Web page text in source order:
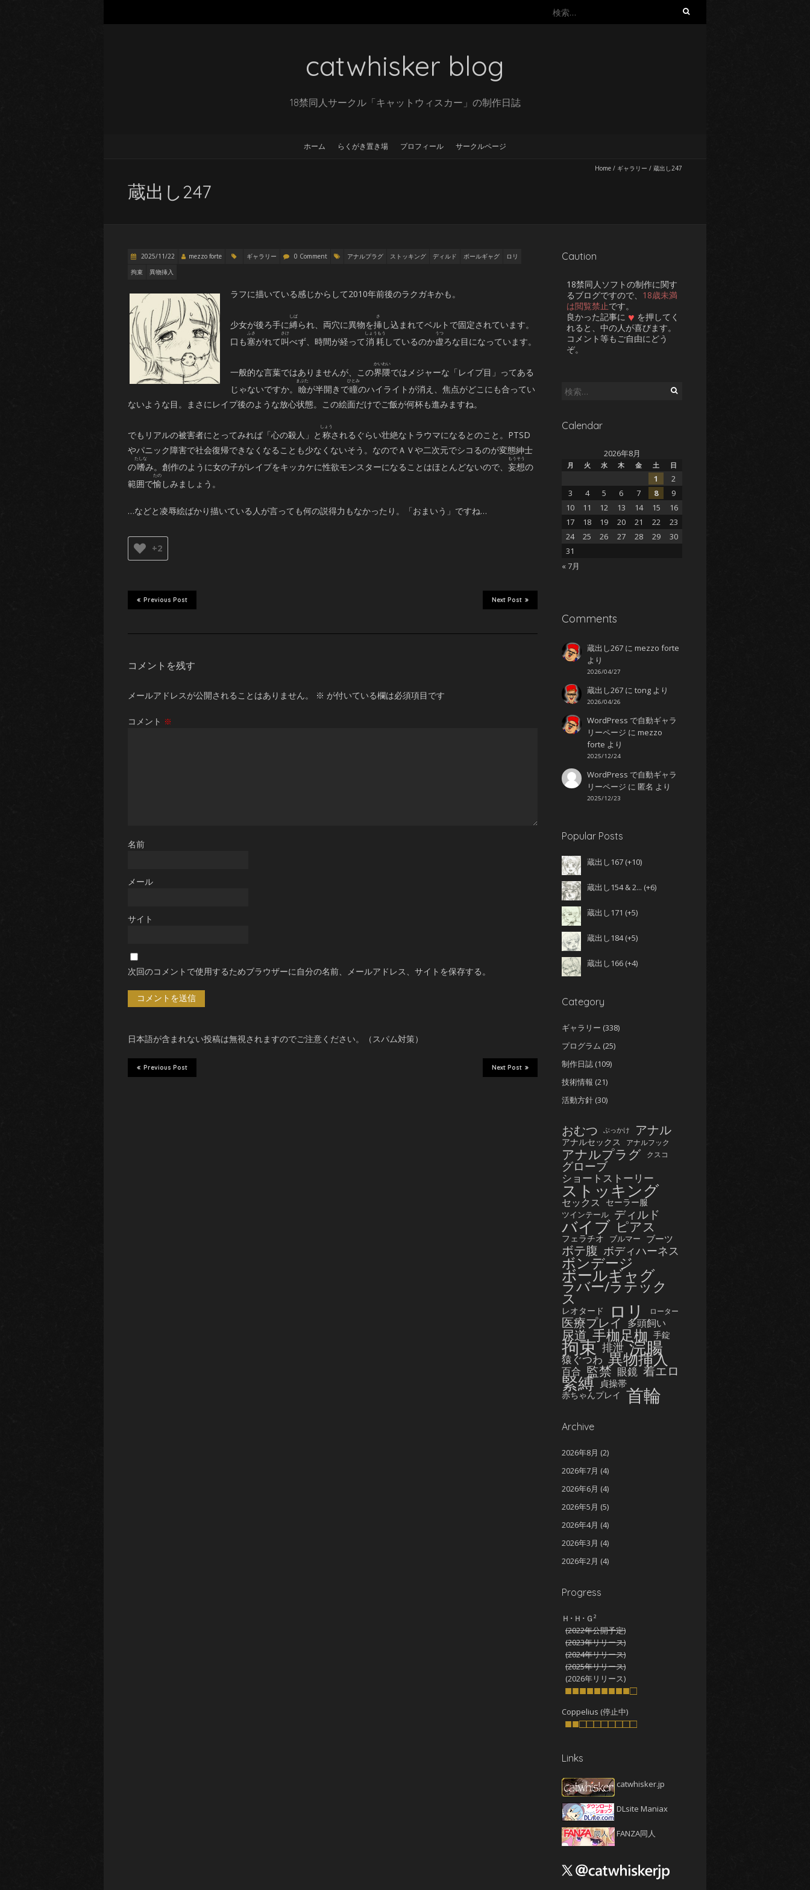
検
catwhisker blog
18禁同人サークル「キャットウィスカー」の制作日誌
ホーム らくがき置き場 プロフィール サークルページ
Home / ギャラリー / 蔵出し247
蔵出し247
2025/11/22 mezzo forte ギャラリー 0 Comment アナルプラグ ストッキング ディルド ボールギャグ
ロリ
拘束
異物挿入
ラフに描いている感じからして2010年前後のラクガキかも。
少女が後ろ手に縛られ、両穴に異物を挿し込まれてベルトで固定されています。
口も塞がれて叫
さけ
べず、時間が経って消耗しているのか虚ろな目になっています。
一般的な言葉ではありませんが、この界隈ではメジャーな「レイプ目」ってある
じゃないですか。 瞼
まぶた
が半開きで瞳のハイライトが消え、焦点がどこにも合ってい
ないような目。まさにレイプ後のような放心状態。この絵面だけでご飯が何杯も進みますね。
でもリアルの被害者にとってみれば「心の殺人」と 称されるぐらい壮絶なトラウマになるとのこと。PTSD
やパニック障害で社会復帰できなくなることも少なくないそう。なのでＡＶや二次元でシコるのが変態紳士
の嗜み。創作のように女の子がレイプをキッカケに性欲モンスターになることはほとんどないので、 妄想の
範囲で愉 しみましょう。
…などと凌辱絵ばかり描いている人が言っても何の説得力もなかったり。「おまいう」ですね…
+2
Next Post
Previous Post
コメントを残す
メールアドレスが公開されることはありません。 ※ が付いている欄は必須項目です
コメント ※
名前
メール
サイト
次回のコメントで使用するためブラウザーに自分の名前、メールアドレス、サイトを保存する。
日本語が含まれない投稿は無視されますのでご注意ください。（スパム対策）
Next Post
Previous Post
Caution
18禁同人ソフトの制作に関す
るブログですので、 18歳未満
は閲覧禁止です。
良かった記事に ♥ を押してく
れると、中の人が喜びます。
コメント等もご自由にどう
ぞ。
検
Calendar
2026年8月
月 火 水 木 金 土 日
1
2
3
4 5 6 7 8
9
10
11 12 13 14 15
16
17
18 19 20 21 22
23
24
25 26 27 28 29
30
31
« 7月
Comments
蔵出し267 にmezzo forte
より
2026/04/27
蔵出し267 にtong より
2026/04/26
WordPress で自動ギャラ
リーページ にmezzo
forte より
2025/12/24
WordPress で自動ギャラ
リーページ に匿名 より
2025/12/23
Popular Posts
蔵出し167 +10
蔵出し154 & 2... +6
蔵出し171 +5
蔵出し184 +5
蔵出し166 +4
Category
ギャラリー (338)
プログラム (25)
制作日誌 (109)
技術情報 (21)
活動方針 (30)
おむつ ぶっかけ アナル
アナルセックス アナルフック
アナルプラグ クスコ
グローブ
ショートストーリー
ストッキング
セックス セーラー服
ツインテール ディルド
バイブ ピアス
フェラチオ ブルマー ブーツ
ボテ腹 ボディハーネス
ボンデージ
ボールギャグ
ラバー/ラテック
ス
レオタード ロリ ローター
医療プレイ 多頭飼い
尿道 手枷足枷 手錠
拘束 排泄 浣腸
猿ぐつわ 異物挿入
百合 監禁 眼鏡 着エロ
緊縛 貞操帯
赤ちゃんプレイ 首輪
Archive
2026年8月 (2)
2026年7月 (4)
2026年6月 (4)
2026年5月 (5)
2026年4月 (4)
2026年3月 (4)
2026年2月 (4)
2025年12月
2025年11月
2025年10月(4)
2025年9月 (4)
2025年8月(5)
2025年7月(4)
(4)
2025年5月(5)
2025年3月
2025年2月(4)
2025年1月(5)
2024年12月(5)
2024年11月(5)
2024年9月(4)
Progress
Ｈ･Ｈ･Ｇ²
(2022年公開予定)
(2023年リリース)
(2024年リリース)
(2025年リリース)
(2026年リリース)
■■■■■■■■■□
Coppelius (停止中)
■■□□□□□□□□
Links
catwhisker.jp
DLsite Maniax
FANZA同人